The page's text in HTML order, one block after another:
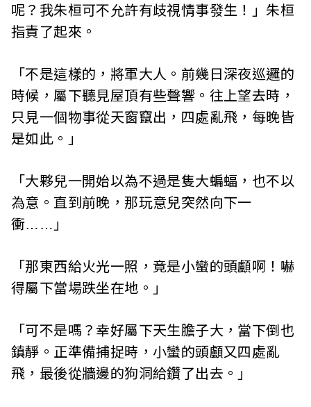
呢？我朱桓可不允許有歧視情事發生！」朱桓
指責了起來。
「不是這樣的，將軍大人。前幾日深夜巡邏的
時候，屬下聽見屋頂有些聲響。往上望去時，
只見一個物事從天窗竄出，四處亂飛，每晚皆
是如此。」
「大夥兒一開始以為不過是隻大蝙蝠，也不以
為意。直到前晚，那玩意兒突然向下一
衝……」
「那東西給火光一照，竟是小蠻的頭顱啊！嚇
得屬下當場跌坐在地。」
「可不是嗎？幸好屬下天生膽子大，當下倒也
鎮靜。正準備捕捉時，小蠻的頭顱又四處亂
飛，最後從牆邊的狗洞給鑽了出去。」